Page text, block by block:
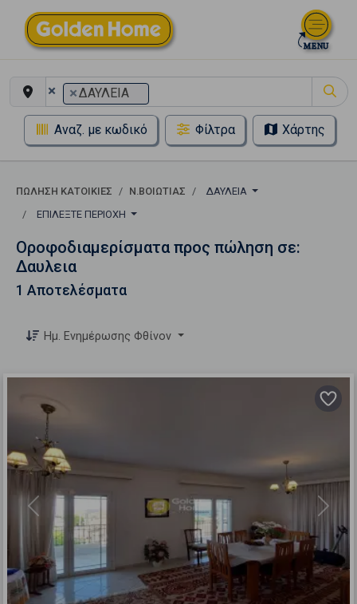
× ×ΔΑΥΛΕΙΑ
Αναζ. με κωδικό Φίλτρα Χάρτης
ΠΏΛΗΣΗ ΚΑΤΟΙΚΊΕΣ Ν.ΒΟΙΩΤΙΑΣ
ΔΑΥΛΕΙΑ
ΕΠΙΛΈΞΤΕ ΠΕΡΙΟΧΉ
Οροφοδιαμερίσματα προς πώληση σε:
Δαυλεια
1 Αποτελέσματα
Ημ. Ενημέρωσης Φθίνον
Previous Next